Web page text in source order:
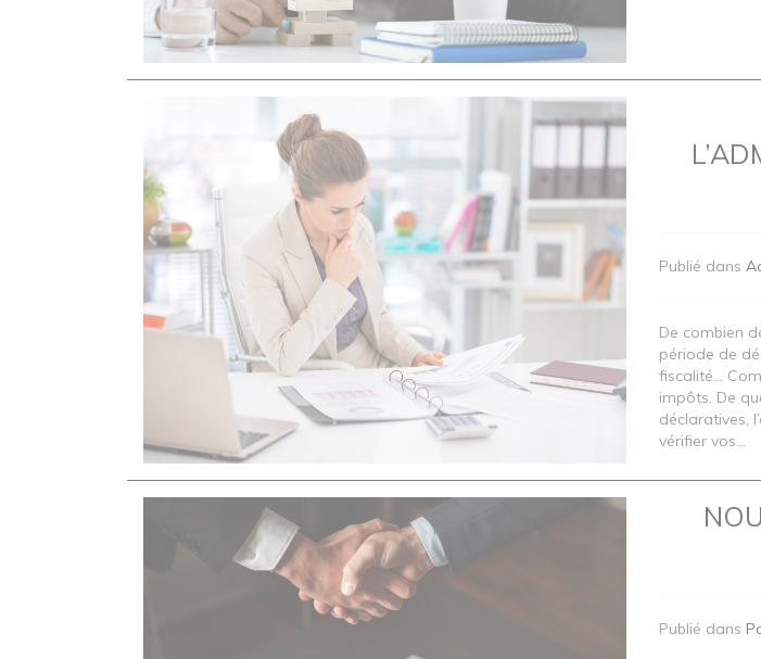
Publié dans
De combien
période de
fiscalité...
impôts. De
déclaratives,
vérifier vos...
Publié dans